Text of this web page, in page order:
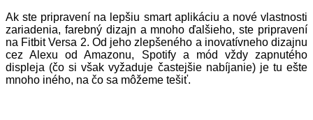
Ak ste pripravení na lepšiu smart aplikáciu a nové vlastnosti
zariadenia, farebný dizajn a mnoho ďalšieho, ste pripravení
na Fitbit Versa 2. Od jeho zlepšeného a inovatívneho dizajnu
cez Alexu od Amazonu, Spotify a mód vždy zapnutého
displeja (čo si však vyžaduje častejšie nabíjanie) je tu ešte
mnoho iného, na čo sa môžeme tešiť.